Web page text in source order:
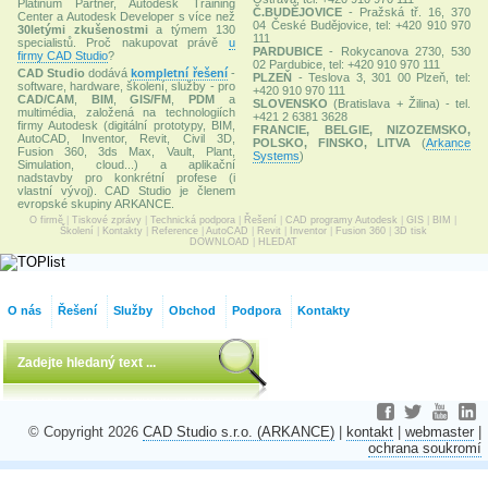
Platinum Partner, Autodesk Training
Center a Autodesk Developer s více než
30letými zkušenostmia týmem 130
specialistů. Proč nakupovat právě u
firmy CAD Studio?
CAD Studio dodávákompletní řešení-
software, hardware, školení, služby - pro
CAD/CAM
BIM,GIS/FM ,PDM a
multimédia, založená na technologiích
firmy Autodesk (digitální prototypy, BIM,
AutoCAD, Inventor, Revit, Civil 3D,
Fusion 360, 3ds Max, Vault, Plant,
Simulation, cloud...) a aplikační
nadstavby pro konkrétní profese (i
vlastní vývoj). CAD Studio je členem
evropské skupiny ARKANCE.
Č.BUDĚJOVICE - Pražská tř. 16, 370
04 České Budějovice, tel: +420 910 970
111
PARDUBICE - Rokycanova 2730, 530
02 Pardubice, tel: +420 910 970 111
PLZEŇ - Teslova 3, 301 00 Plzeň, tel:
+420 910 970 111
SLOVENSKO (Bratislava + Žilina) - tel.
+421 2 6381 3628
FRANCIE, BELGIE, NIZOZEMSKO,
POLSKO, FINSKO, LITVA
(Arkance
Systems)
O firmě Tiskové zprávy Technická podpora Řešení CAD programy Autodesk GIS BIM
Školení
Kontakty Reference| AutoCAD Revit Inventor| Fusion 360| 3D tisk
DOWNLOAD
HLEDAT
O nás Řešení Služby Obchod Podpora Kontakty
© Copyright 2026 CAD Studio s.r.o. (ARKANCE) kontakt webmaster
ochrana soukromí